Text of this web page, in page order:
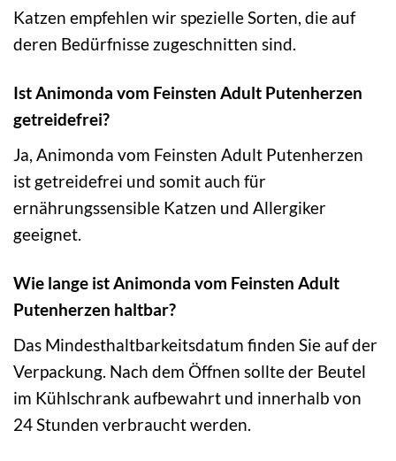
Katzen empfehlen wir spezielle Sorten, die auf
deren Bedürfnisse zugeschnitten sind.
Ist Animonda vom Feinsten Adult Putenherzen
getreidefrei?
Ja, Animonda vom Feinsten Adult Putenherzen
ist getreidefrei und somit auch für
ernährungssensible Katzen und Allergiker
geeignet.
Wie lange ist Animonda vom Feinsten Adult
Putenherzen haltbar?
Das Mindesthaltbarkeitsdatum finden Sie auf der
Verpackung. Nach dem Öffnen sollte der Beutel
im Kühlschrank aufbewahrt und innerhalb von
24 Stunden verbraucht werden.